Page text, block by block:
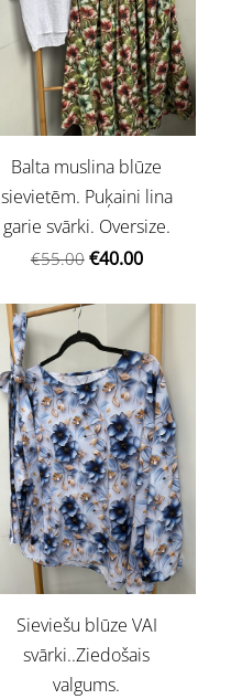
Balta muslina blūze
sievietēm. Puķaini lina
garie svārki. Oversize.
€55.00 €40.00
Sieviešu blūze VAI
svārki..Ziedošais
valgums.